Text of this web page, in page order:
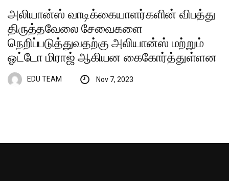
அலியான்ஸ் வாடிக்கையாளர்களின் விபத்து
திருத்தவேலை சேவைகளை
நெறிப்படுத்துவதற்கு அலியான்ஸ் மற்றும்
ஓட்டோ மிராஜ் ஆகியன கைகோர்த்துள்ளன
EDU TEAM Nov 7, 2023